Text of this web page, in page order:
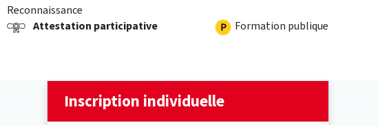
Reconnaissance
Attestation participative
Formation publique
Inscription individuelle